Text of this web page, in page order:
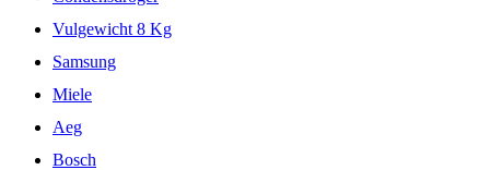
Vulgewicht 8 Kg
Samsung
Miele
Aeg
Bosch